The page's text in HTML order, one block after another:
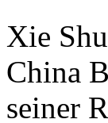
Xie
China
seiner